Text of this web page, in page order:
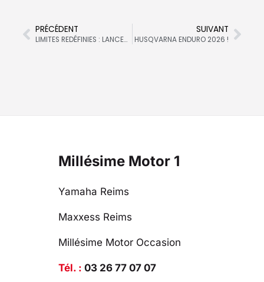
Cliquer ici
PRÉCÉDENT
LIMITES REDÉFINIES : LANCEMENT DE LA GAMME KTM ENDURO 2026
SUIVANT
HUSQVARNA ENDURO 2026 !
Millésime Motor 1
Yamaha Reims
Maxxess Reims
Millésime Motor Occasion
Tél. : 03 26 77 07 07